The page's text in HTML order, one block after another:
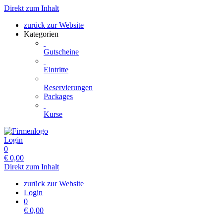
Direkt zum Inhalt
zurück zur Website
Kategorien
Gutscheine
Eintritte
Reservierungen
Packages
Kurse
Login
0
€ 0,00
Direkt zum Inhalt
zurück zur Website
Login
0
€ 0,00